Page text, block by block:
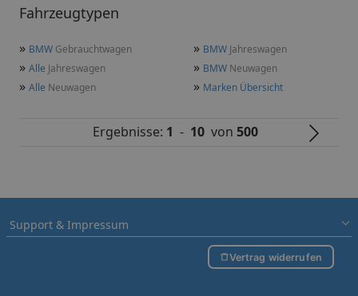
Fahrzeugtypen
» BMW Gebrauchtwagen » BMW Jahreswagen
» Alle Jahreswagen » BMW Neuwagen
» Alle Neuwagen » Marken Übersicht
Ergebnisse: 1 - 10 von500
Support & Impressum
Vertrag widerrufen